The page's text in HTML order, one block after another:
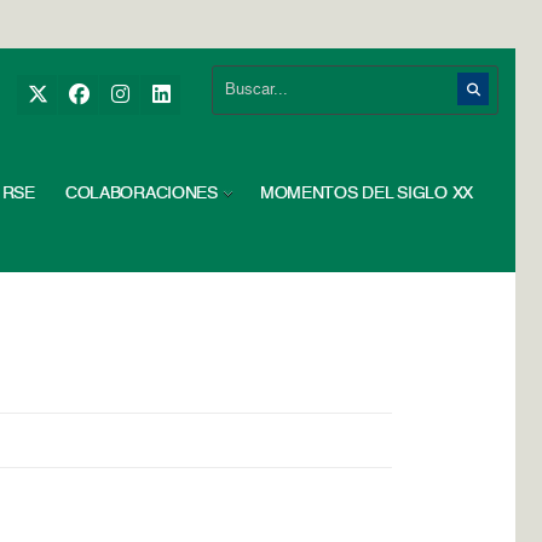
RSE COLABORACIONES MOMENTOS DEL SIGLO XX